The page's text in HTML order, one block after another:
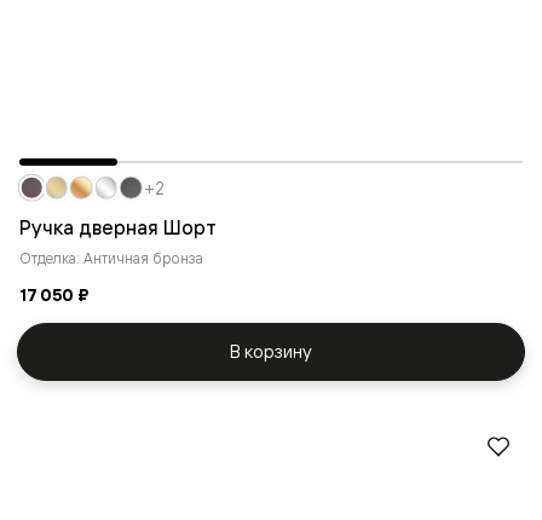
Ручка дверная Шорт
Отделка: Античная бронза
17 050 ₽
+2
В корзину